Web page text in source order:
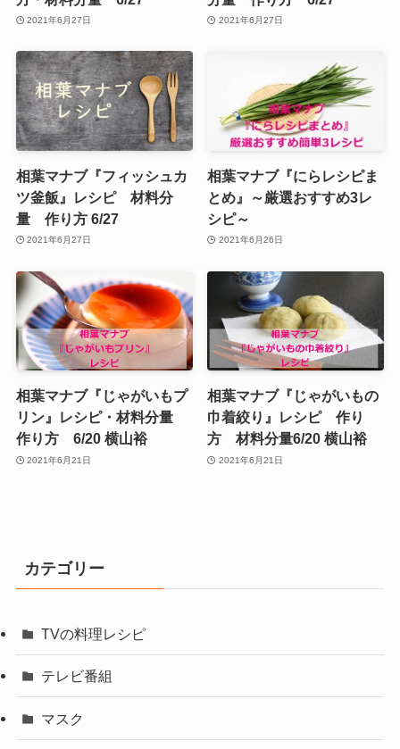
2021年6月27日 2021年6月27日
相葉マナブ『フィッシュカ
ツ釜飯』レシピ 材料分
量 作り方 6/27
2021年6月27日
相葉マナブ『にらレシピま
とめ』～厳選おすすめ3レ
シピ～
2021年6月26日
相葉マナブ『じゃがいもプ
リン』レシピ・材料分量
作り方 6/20 横山裕
2021年6月21日
相葉マナブ『じゃがいもの
巾着絞り』レシピ 作り
方 材料分量6/20 横山裕
2021年6月21日
カテゴリー
TVの料理レシピ
テレビ番組
マスク